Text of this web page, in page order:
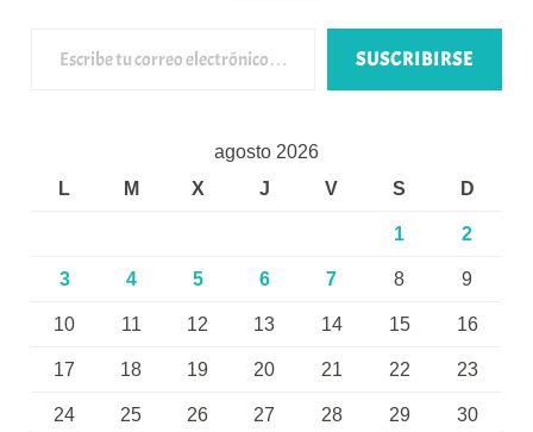
SUSCRIBIRSE
agosto 2026
L
M X J V S D
1 2
3 4 5 6 7 8 9
10 11 12 13 14 15 16
17 18 19 20 21 22 23
24 25 26 27 28 29 30